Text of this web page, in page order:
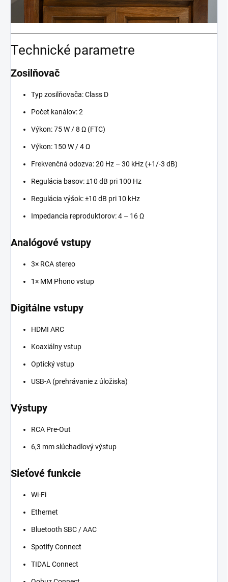
Technické parametre
Zosilňovač
Typ zosilňovača: Class D
Počet kanálov: 2
Výkon: 75 W / 8 Ω (FTC)
Výkon: 150 W / 4 Ω
Frekvenčná odozva: 20 Hz – 30 kHz (+1/-3 dB)
Regulácia basov: ±10 dB pri 100 Hz
Regulácia výšok: ±10 dB pri 10 kHz
Impedancia reproduktorov: 4 – 16 Ω
Analógové vstupy
3× RCA stereo
1× MM Phono vstup
Digitálne vstupy
HDMI ARC
Koaxiálny vstup
Optický vstup
USB-A (prehrávanie z úložiska)
Výstupy
RCA Pre-Out
6,3 mm slúchadlový výstup
Sieťové funkcie
Wi-Fi
Ethernet
Bluetooth SBC / AAC
Spotify Connect
TIDAL Connect